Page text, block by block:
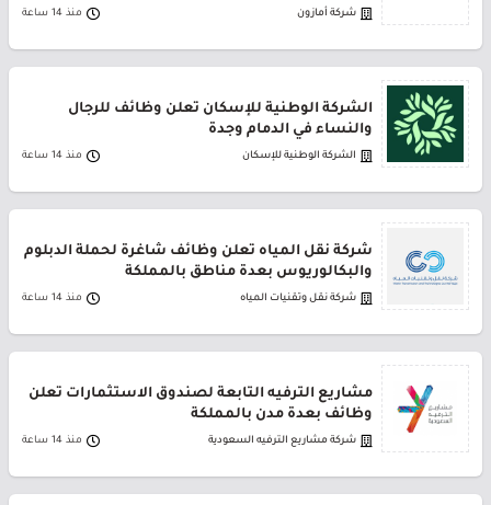
شركة أمازون منذ 14 ساعة
الشركة الوطنية للإسكان تعلن وظائف للرجال
والنساء في الدمام وجدة
الشركة الوطنية للإسكان منذ 14 ساعة
شركة نقل المياه تعلن وظائف شاغرة لحملة الدبلوم
والبكالوريوس بعدة مناطق بالمملكة
شركة نقل وتقنيات المياه منذ 14 ساعة
مشاريع الترفيه التابعة لصندوق الاستثمارات تعلن
وظائف بعدة مدن بالمملكة
شركة مشاريع الترفيه السعودية منذ 14 ساعة